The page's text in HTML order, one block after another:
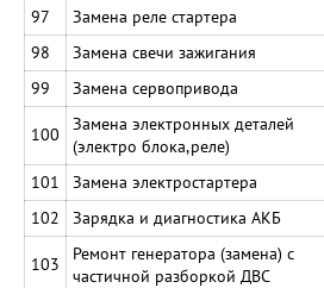
97
Замена реле стартера
98
Замена свечи зажигания
99
Замена сервопривода
100
Замена электронных деталей
(электро блока,реле)
101 Замена электростартера
102
Зарядка и диагностика АКБ
103
Ремонт генератора (замена) с
частичной разборкой ДВС